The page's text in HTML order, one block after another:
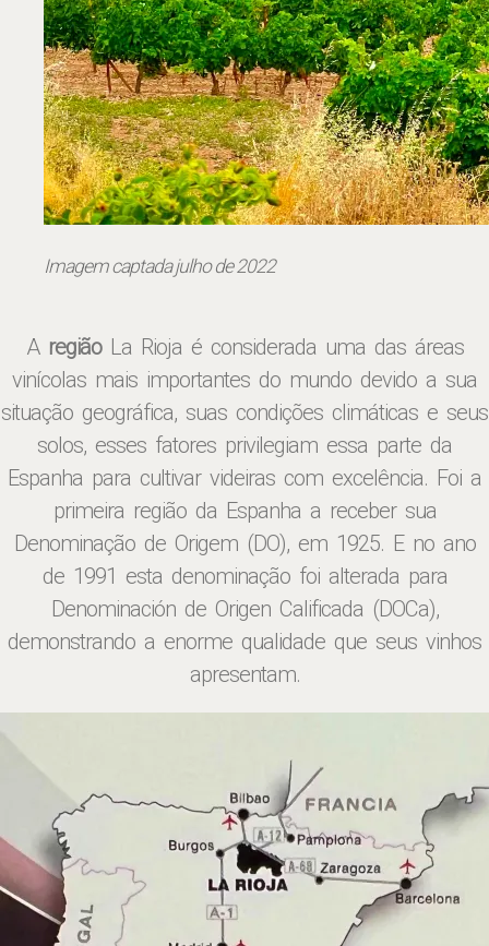
Imagem captada julho de 2022
Aregião La Rioja é considerada uma das áreas
vinícolas mais importantes do mundo devido a sua
situação geográfica, suas condições climáticas e seus
solos, esses fatores privilegiam essa parte da
Espanha para cultivar videiras com excelência. Foi a
primeira região da Espanha a receber sua
Denominação de Origem (DO), em 1925. E no ano
de 1991 esta denominação foi alterada para
Denominación de Origen Calificada (DOCa),
demonstrando a enorme qualidade que seus vinhos
apresentam.